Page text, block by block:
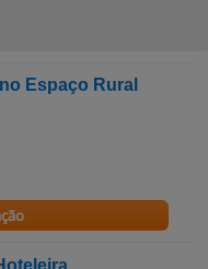
Espaço Rural